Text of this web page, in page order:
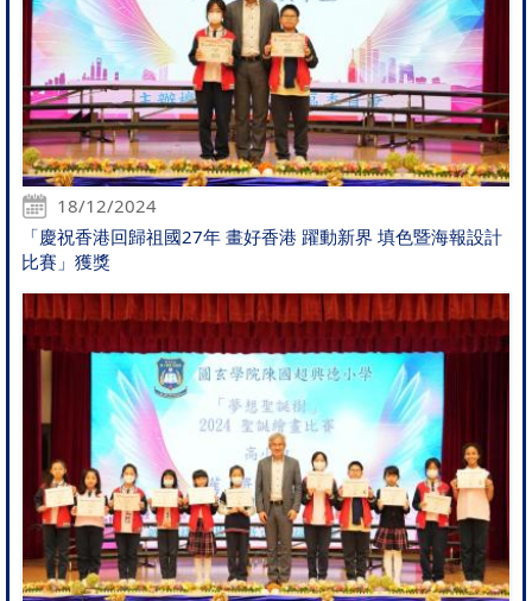
18/12/2024
「慶祝香港回歸祖國27年 畫好香港 躍動新界 填色暨海報設計
比賽」獲獎